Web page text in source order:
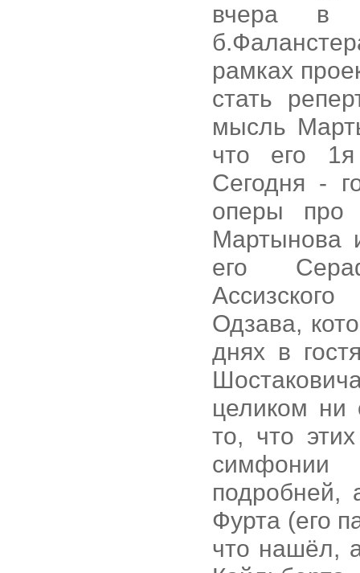
вчера в
рамках
стать
мысль
что его
Сегодня -
оперы про
Мартынова
его
Одзава,
днях в
целиком ни
то, что
подробней,
Фурта (его
что нашёл,